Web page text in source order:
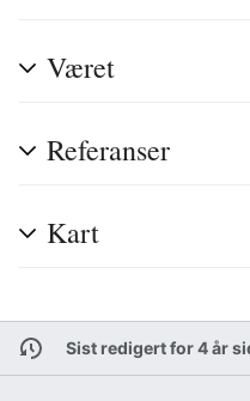
Været
Referanser
Kart
Sist redigert for 4 år